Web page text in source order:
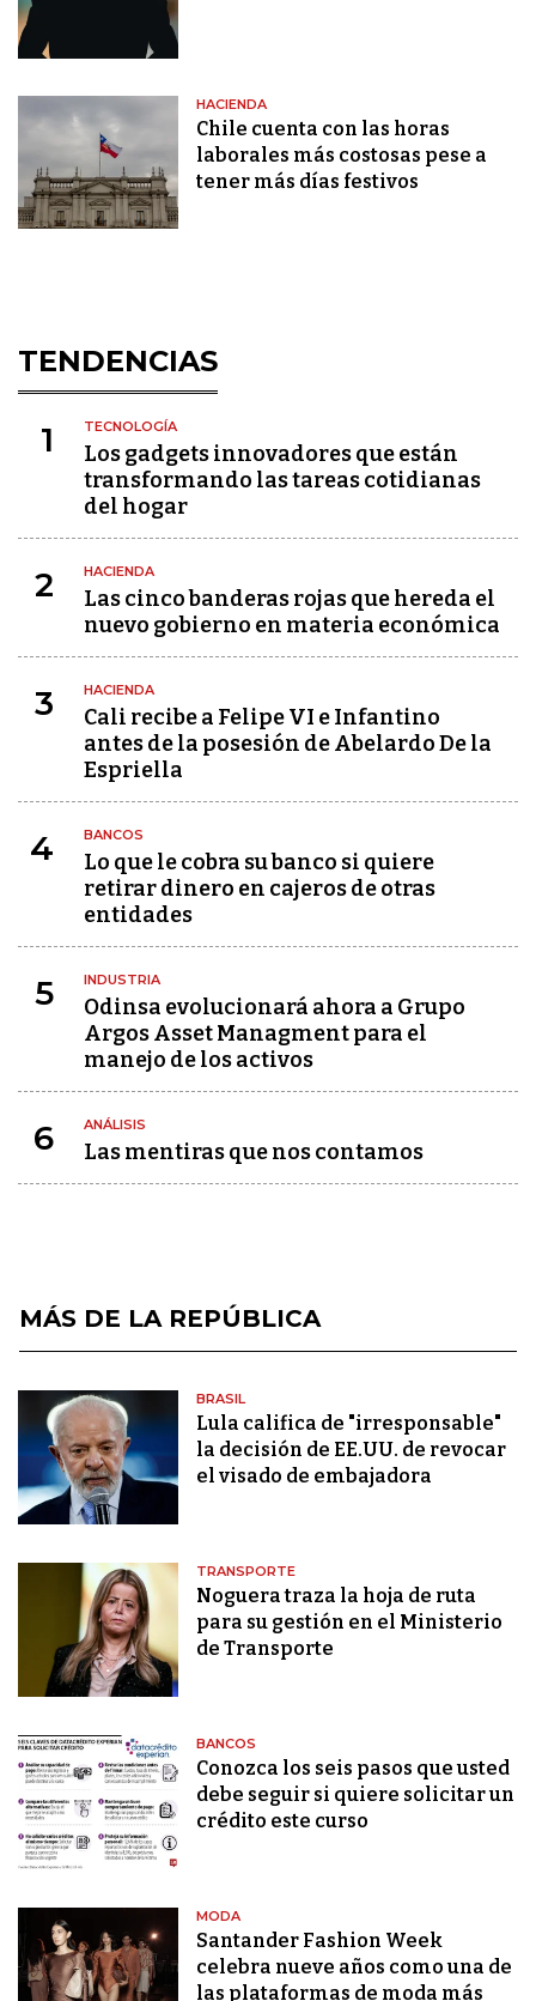
HACIENDA
Chile cuenta con las horas
laborales más costosas pese a
tener más días festivos
TENDENCIAS
1 TECNOLOGÍA
Los gadgets innovadores que están
transformando las tareas cotidianas
del hogar
2 HACIENDA
Las cinco banderas rojas que hereda el
nuevo gobierno en materia económica
3 HACIENDA
Cali recibe a Felipe VI e Infantino
antes de la posesión de Abelardo De la
Espriella
4 BANCOS
Lo que le cobra su banco si quiere
retirar dinero en cajeros de otras
entidades
5 INDUSTRIA
Odinsa evolucionará ahora a Grupo
Argos Asset Managment para el
manejo de los activos
6 ANÁLISIS
Las mentiras que nos contamos
MÁS DE LA REPÚBLICA
BRASIL
Lula califica de "irresponsable"
la decisión de EE.UU. de revocar
el visado de embajadora
TRANSPORTE
Noguera traza la hoja de ruta
para su gestión en el Ministerio
de Transporte
BANCOS
Conozca los seis pasos que usted
debe seguir si quiere solicitar un
crédito este curso
MODA
Santander Fashion Week
celebra nueve años como una de
las plataformas de moda más